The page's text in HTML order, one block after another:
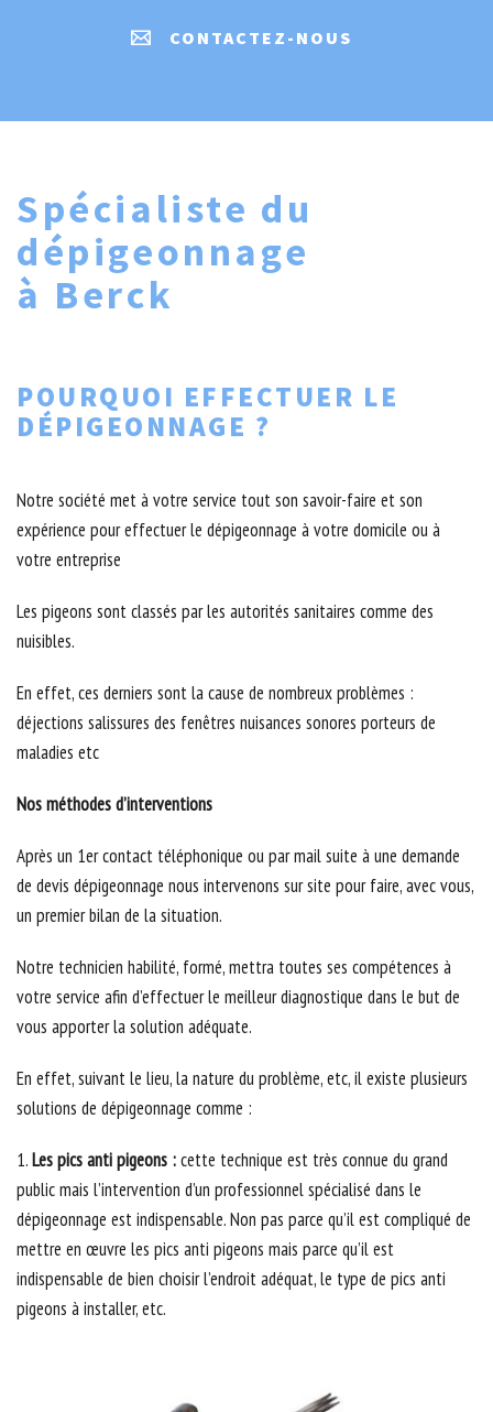
CONTACTEZ-NOUS
Spécialiste du
dépigeonnage
à Berck
POURQUOI EFFECTUER LE
DÉPIGEONNAGE ?
Notre société met à votre service tout son savoir-faire et son
expérience pour effectuer le dépigeonnage à votre domicile ou à
votre entreprise
Les pigeons sont classés par les autorités sanitaires comme des
nuisibles.
En effet, ces derniers sont la cause de nombreux problèmes :
déjections salissures des fenêtres nuisances sonores porteurs de
maladies etc
Nos méthodes d’interventions
Après un 1er contact téléphonique ou par mail suite à une demande
de devis dépigeonnage nous intervenons sur site pour faire, avec vous,
un premier bilan de la situation.
Notre technicien habilité, formé, mettra toutes ses compétences à
votre service afin d’effectuer le meilleur diagnostique dans le but de
vous apporter la solution adéquate.
En effet, suivant le lieu, la nature du problème, etc, il existe plusieurs
solutions de dépigeonnage comme :
1.Les pics anti pigeons :cette technique est très connue du grand
public mais l’intervention d’un professionnel spécialisé dans le
dépigeonnage est indispensable. Non pas parce qu’il est compliqué de
mettre en œuvre les pics anti pigeons mais parce qu’il est
indispensable de bien choisir l’endroit adéquat, le type de pics anti
pigeons à installer, etc.